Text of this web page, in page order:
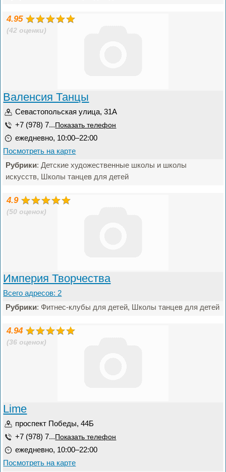
4.95
(42 оценки)
Валенсия Танцы
Севастопольская улица, 31А
+7 (978) 7... Показать телефон
ежедневно, 10:00–22:00
Посмотреть на карте
Рубрики: Детские художественные школы и школы
искусств, Школы танцев для детей
4.9
(50 оценок)
Империя Творчества
Всего адресов: 2
Рубрики: Фитнес-клубы для детей, Школы танцев для детей
4.94
(36 оценок)
Lime
проспект Победы, 44Б
+7 (978) 7... Показать телефон
ежедневно, 10:00–22:00
Посмотреть на карте